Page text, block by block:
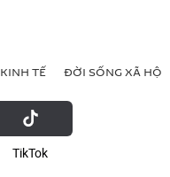
KINH TẾ ĐỜI SỐNG XÃ HỘI
ТikТоk